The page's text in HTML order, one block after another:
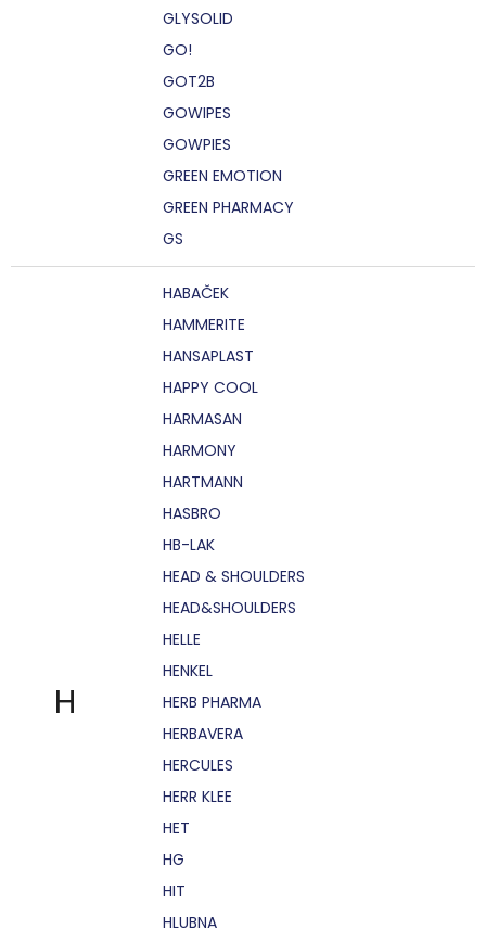
GLYSOLID
GO!
GOT2B
GOWIPES
GOWPIES
GREEN EMOTION
GREEN PHARMACY
GS
H
HABAČEK
HAMMERITE
HANSAPLAST
HAPPY COOL
HARMASAN
HARMONY
HARTMANN
HASBRO
HB-LAK
HEAD & SHOULDERS
HEAD&SHOULDERS
HELLE
HENKEL
HERB PHARMA
HERBAVERA
HERCULES
HERR KLEE
HET
HG
HIT
HLUBNA